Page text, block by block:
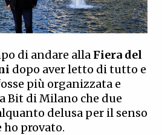
di andare alla Fiera del
dopo aver letto di tutto e
più organizzata e
Bit di Milano che due
delusa per il senso
ho provato.